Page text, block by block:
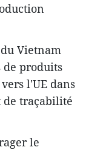
Vietnam
de produits
l'UE dans
de traçabilité
le